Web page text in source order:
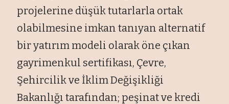
projelerine düşük tutarlarla ortak
olabilmesine imkan tanıyan alternatif
bir yatırım modeli olarak öne çıkan
gayrimenkul sertifikası, Çevre,
Şehircilik ve İklim Değişikliği
Bakanlığı tarafından; peşinat ve kredi